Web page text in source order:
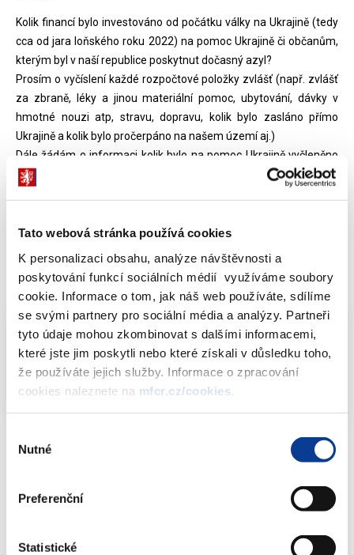
Tato webová stránka používá cookies
K personalizaci obsahu, analýze návštěvnosti a
poskytování funkcí sociálních médií využíváme soubory
cookie. Informace o tom, jak náš web používáte, sdílíme
se svými partnery pro sociální média a analýzy. Partneři
tyto údaje mohou zkombinovat s dalšími informacemi,
které jste jim poskytli nebo které získali v důsledku toho,
že používáte jejich služby. Informace o zpracování
cookies naleznete na mfcr.cz/cookies
souhlasu
Nutné
Preferenční
Statistické
Kolik financí bylo investováno od počátku války na Ukrajině (tedy
cca od jara loňského roku 2022) na pomoc Ukrajině či občanům,
kterým byl v naší republice poskytnut dočasný azyl?
Prosím o vyčíslení každé rozpočtové položky zvlášť (např. zvlášť
za zbraně, léky a jinou materiální pomoc, ubytování, dávky v
hmotné nouzi atp, stravu, dopravu, kolik bylo zasláno přímo
Ukrajině a kolik bylo pročerpáno na našem území aj.)
Dále žádám o informaci kolik bylo na pomoc Ukrajině vyčleněno
peněz z rozpočtu pro letošní rok 2023, přidejte též informaci o
2020-2022 na čerpání rodičovského příspěvku, uvést každé roky
Odpověď:
Info-106-99-MF-21439-2023-74-4
(683,14 kB)
Dokumenty ke stažení